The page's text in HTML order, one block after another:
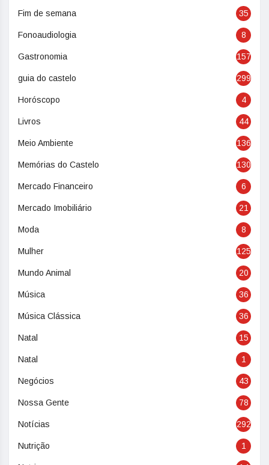
Fim de semana 35
Fonoaudiologia 8
Gastronomia 157
guia do castelo 299
Horóscopo 4
Livros 44
Meio Ambiente 136
Memórias do Castelo 130
Mercado Financeiro 6
Mercado Imobiliário 21
Moda 8
Mulher 125
Mundo Animal 20
Música 36
Música Clássica 36
Natal 15
Natal 1
Negócios 43
Nossa Gente 78
Notícias 292
Nutrição 1